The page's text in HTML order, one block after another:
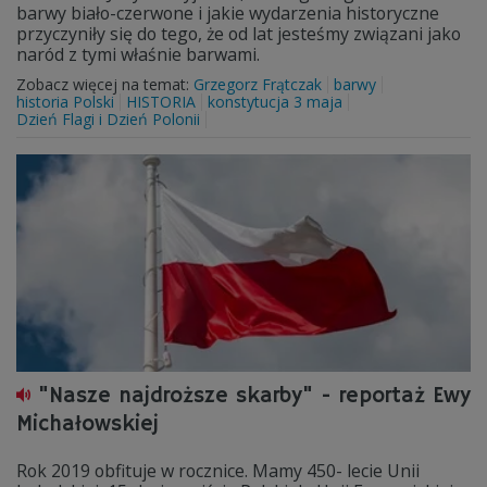
barwy biało-czerwone i jakie wydarzenia historyczne
przyczyniły się do tego, że od lat jesteśmy związani jako
naród z tymi właśnie barwami.
Zobacz więcej na temat: Grzegorz Frątczak
barwy
historia Polski
HISTORIA
konstytucja 3 maja
Dzień Flagi i Dzień Polonii
"Nasze najdroższe skarby" - reportaż Ewy
Michałowskiej
Rok 2019 obfituje w rocznice. Mamy 450- lecie Unii